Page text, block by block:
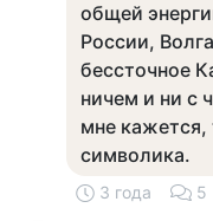
общей
России,
бессточное
ничем и ни с
мне кажется,
символика.
3 года 5